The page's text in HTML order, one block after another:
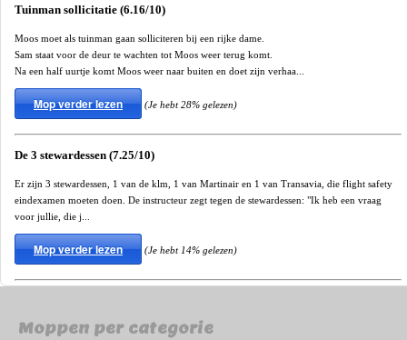
Tuinman sollicitatie (6.16/10)
Moos moet als tuinman gaan solliciteren bij een rijke dame.
Sam staat voor de deur te wachten tot Moos weer terug komt.
Na een half uurtje komt Moos weer naar buiten en doet zijn verhaa...
Mop verder lezen (Je hebt 28% gelezen)
De 3 stewardessen (7.25/10)
Er zijn 3 stewardessen, 1 van de klm, 1 van Martinair en 1 van Transavia, die flight safety
eindexamen moeten doen. De instructeur zegt tegen de stewardessen: "Ik heb een vraag
voor jullie, die j...
Mop verder lezen (Je hebt 14% gelezen)
Moppen per categorie